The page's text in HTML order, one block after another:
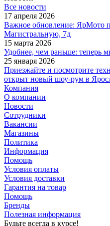
Все новости
17 апреля 2026
Важное обновление: ЯрМото
Магистральную, 7д
15 марта 2026
Удобнее, чем раньше: теперь
25 января 2026
Приезжайте и посмотрите
открыт новый шоу-рум в
Компания
О компании
Новости
Сотрудники
Вакансии
Магазины
Политика
Информация
Помощь
Условия оплаты
Условия доставки
Гарантия на товар
Помощь
Бренды
Полезная информация
Будьте всегда в курсе!